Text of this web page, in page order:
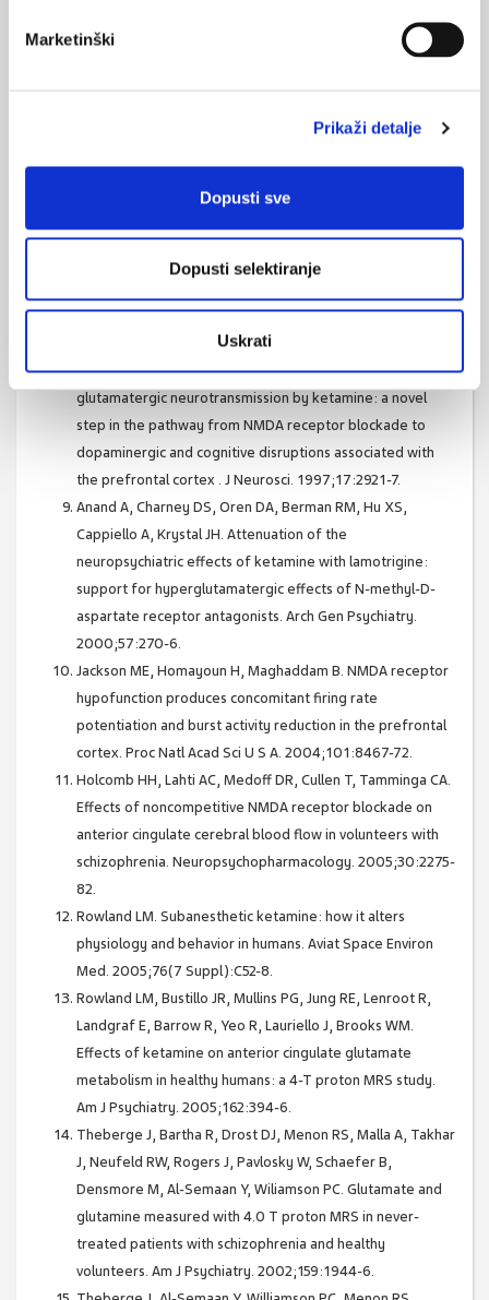
Marketinški
Prikaži detalje
Dopusti sve
Dopusti selektiranje
Uskrati
Stahl SM. Stahl's Essential psychopharmacology. 3rd ed.
dopamine hypothesis. Cell Mol Neurobiol. 2006;26(4-
dysfunction in schizophrenia: from basic neuroscience to
clinical psychopharmacology. Eur Neuropsychopharmacol.
2008;18:773-86.
receptor hypofunction in the pathophyciology of
schizophrenia. Ann NY Acad Sci. 2003;1003:318-27.
Moghaddam B, Adams B, Verma A, Daly D. Activation of
glutamatergic neurotransmission by ketamine: a novel
step in the pathway from NMDA receptor blockade to
dopaminergic and cognitive disruptions associated with
the prefrontal cortex . J Neurosci. 1997;17:2921-7.
Anand A, Charney DS, Oren DA, Berman RM, Hu XS,
Cappiello A, Krystal JH. Attenuation of the
neuropsychiatric effects of ketamine with lamotrigine:
support for hyperglutamatergic effects of N-methyl-D-
aspartate receptor antagonists. Arch Gen Psychiatry.
2000;57:270-6.
Jackson ME, Homayoun H, Maghaddam B. NMDA receptor
hypofunction produces concomitant firing rate
potentiation and burst activity reduction in the prefrontal
cortex. Proc Natl Acad Sci U S A. 2004;101:8467-72.
Holcomb HH, Lahti AC, Medoff DR, Cullen T, Tamminga CA.
Effects of noncompetitive NMDA receptor blockade on
anterior cingulate cerebral blood flow in volunteers with
schizophrenia. Neuropsychopharmacology. 2005;30:2275-
82.
Rowland LM. Subanesthetic ketamine: how it alters
physiology and behavior in humans. Aviat Space Environ
Med. 2005;76(7 Suppl):C52-8.
Rowland LM, Bustillo JR, Mullins PG, Jung RE, Lenroot R,
Landgraf E, Barrow R, Yeo R, Lauriello J, Brooks WM.
Effects of ketamine on anterior cingulate glutamate
metabolism in healthy humans: a 4-T proton MRS study.
Am J Psychiatry. 2005;162:394-6.
Theberge J, Bartha R, Drost DJ, Menon RS, Malla A, Takhar
J, Neufeld RW, Rogers J, Pavlosky W, Schaefer B,
Densmore M, Al-Semaan Y, Wiliamson PC. Glutamate and
glutamine measured with 4.0 T proton MRS in never-
treated patients with schizophrenia and healthy
volunteers. Am J Psychiatry. 2002;159:1944-6.